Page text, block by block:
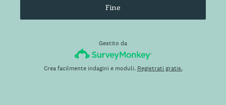
Fine
Gestito da
Crea facilmente indagini e moduli. Registrati gratis.